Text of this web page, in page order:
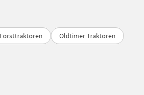
Forsttraktoren Oldtimer Traktoren